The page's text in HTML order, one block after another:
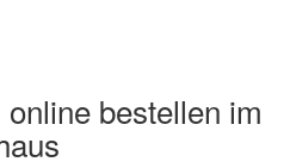
bestellen im